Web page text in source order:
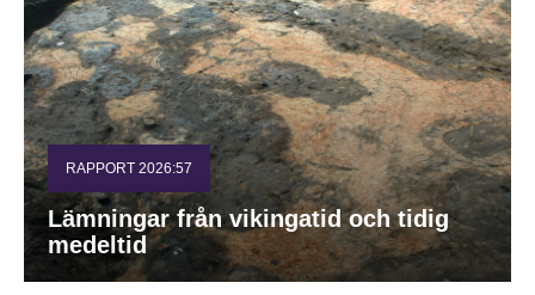
RAPPORT 2026:57
Lämningar från vikingatid och tidig
medeltid